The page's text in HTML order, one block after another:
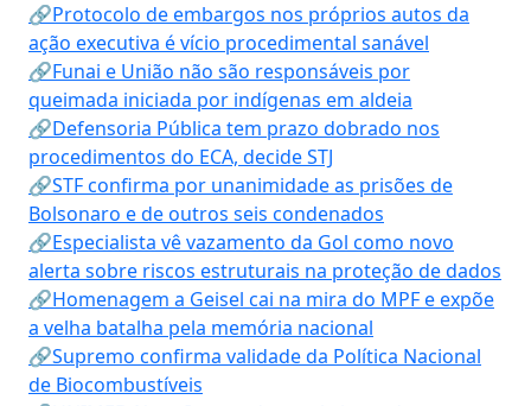
🔗Protocolo de embargos nos próprios autos da
ação executiva é vício procedimental sanável
🔗Funai e União não são responsáveis por
queimada iniciada por indígenas em aldeia
🔗Defensoria Pública tem prazo dobrado nos
procedimentos do ECA, decide STJ
🔗STF confirma por unanimidade as prisões de
Bolsonaro e de outros seis condenados
🔗Especialista vê vazamento da Gol como novo
alerta sobre riscos estruturais na proteção de dados
🔗Homenagem a Geisel cai na mira do MPF e expõe
a velha batalha pela memória nacional
🔗Supremo confirma validade da Política Nacional
de Biocombustíveis